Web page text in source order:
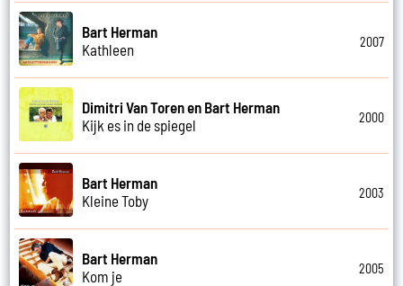
Bart Herman
Kathleen
2007
Dimitri Van Toren en Bart Herman
Kijk es in de spiegel
2000
Bart Herman
Kleine Toby
2003
Bart Herman
Kom je
2005